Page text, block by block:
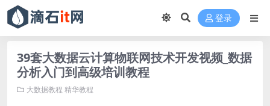
登录
39套大数据云计算物联网技术开发视频_数据
分析入门到高级培训教程
大数据教程 精华教程